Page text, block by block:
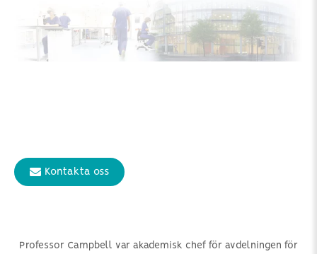
Kontakta oss
Professor Campbell var akademisk chef för avdelningen för